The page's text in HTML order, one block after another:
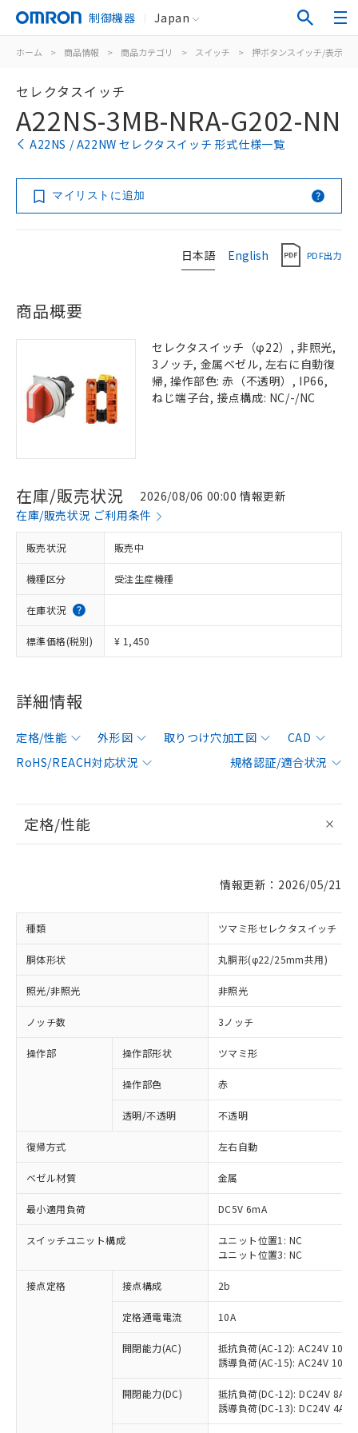
制御機器 Japan
ホーム > 商品情報 > 商品カテゴリ > スイッチ > 押ボタンスイッチ/表示灯
セレクタスイッチ
A22NS-3MB-NRA-G202-NN
A22NS / A22NW セレクタスイッチ 形式仕様一覧
マイリストに追加
日本語 English PDF出力
商品概要
セレクタスイッチ（φ22）, 非照光,
3ノッチ, 金属ベゼル, 左右に自動復
帰, 操作部色: 赤（不透明）, IP66,
ねじ端子台, 接点構成: NC/-/NC
在庫/販売状況
2026/08/06 00:00 情報更新
在庫/販売状況 ご利用条件
販売状況 販売中
機種区分 受注生産機種
在庫状況
標準価格(税別) ¥ 1,450
詳細情報
定格/性能 外形図 取りつけ穴加工図
CAD
RoHS/REACH対応状況
規格認証/適合状況
定格/性能
情報更新：2026/05/21
種類 ツマミ形セレクタスイッチ
胴体形状 丸胴形(φ22/25mm共用)
照光/非照光 非照光
ノッチ数 3ノッチ
操作部 操作部形状 ツマミ形
操作部色 赤
透明/不透明 不透明
復帰方式 左右自動
ベゼル材質 金属
最小適用負荷 DC5V 6mA
スイッチユニット構成
ユニット位置1: NC
ユニット位置3: NC
接点定格 接点構成 2b
定格通電電流 10A
開閉能力(AC)
抵抗負荷(AC-12): AC24V 10A/
誘導負荷(AC-15): AC24V
開閉能力(DC)
抵抗負荷(DC-12): DC24V 8A/
誘導負荷(DC-13): DC24V 4A/
※1 対応状況
対応済み：EU RoHS指令（10物質）の
非含有に対応した製品が提供可能な商品で
対応予定：EU RoHS指令（10物質）の非含
有に対応した製品に切り替える予定のある